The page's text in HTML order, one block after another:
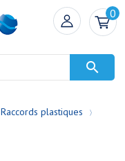
0

Raccords plastiques